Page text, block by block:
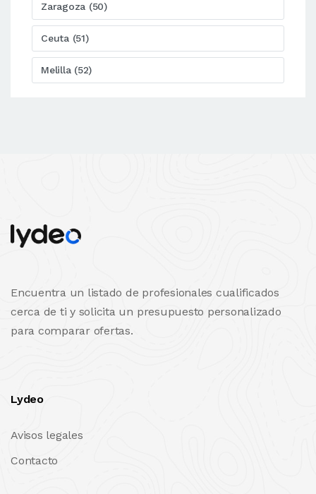
Zaragoza (50)
Ceuta (51)
Melilla (52)
Encuentra un listado de profesionales cualificados
cerca de ti y solicita un presupuesto personalizado
para comparar ofertas.
Lydeo
Avisos legales
Contacto